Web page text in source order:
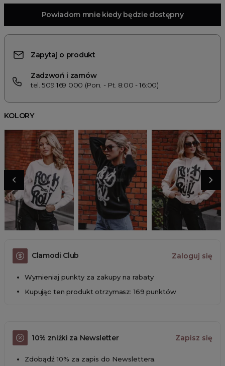
Powiadom mnie kiedy będzie dostępny
Zapytaj o produkt
Zadzwoń i zamów
tel. 509 169 000 (Pon. - Pt. 8:00 - 16:00)
KOLORY
Clamodi Club Zaloguj się
Wymieniaj punkty za zakupy na rabaty
Kupując ten produkt otrzymasz: 169 punktów
10% zniżki za Newsletter Zapisz się
Zdobądź 10% za zapis do Newslettera.